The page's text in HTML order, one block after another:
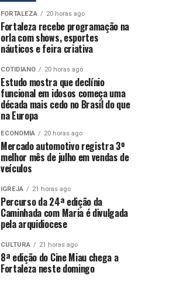
FORTALEZA 20 horas ago
Fortaleza recebe programação na
orla com shows, esportes
náuticos e feira criativa
COTIDIANO 20 horas ago
Estudo mostra que declínio
funcional em idosos começa uma
década mais cedo no Brasil do que
na Europa
ECONOMIA 20 horas ago
Mercado automotivo registra 3º
melhor mês de julho em vendas de
veículos
IGREJA 21 horas ago
Percurso da 24ª edição da
Caminhada com Maria é divulgada
pela arquidiocese
CULTURA 21 horas ago
8ª edição do Cine Miau chega a
Fortaleza neste domingo